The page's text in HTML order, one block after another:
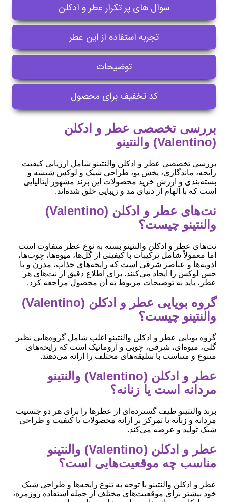
سوال های پر تکرار عطر و ادکلن
تجربه استفاده از این عطر
توضیحات
کد تخفیف برای محصول
بررسی تخصصی عطر و ادکلن
(Valentino) والنتینو
بررسی تخصصی عطر و ادکلن والنتینو شامل ارزیابی کیفیت
رایحه، ماندگاری، پخش بو، طراحی شیک و لوکس شیشه و
بسته‌بندی و ارزش خرید محصولات این برند مشهور ایتالیایی
است که با الهام از دنیای مد و زیبایی خلق شده‌اند.
نت‌های عطر و ادکلن (Valentino)
والنتینو چیست؟
نت‌های عطر و ادکلن والنتینو بسته به نوع عطر متفاوت است
اما معمولاً شامل ترکیبات با کیفیتی از گل‌ها، میوه‌ها، چوب‌ها،
ادویه‌ها و عناصر شرقی است که رایحه‌های جذاب، مدرن و با
حس لوکس را ایجاد می‌کنند. برای اطلاع دقیق از نت‌های هر
عطر، باید به توضیحات مربوط به آن محصول مراجعه کرد.
گروه بویایی عطر و ادکلن (Valentino)
والنتینو چیست؟
گروه بویایی عطر و ادکلن والنتینو اغلب شامل گروه‌هایی نظیر
گلی، میوه‌ای، شرقی، چوبی و آروماتیک است که رایحه‌های
متنوع و متناسب با سلیقه‌های مختلف را ارائه می‌دهند.
عطر و ادکلن (Valentino) والنتینو
مردانه است یا زنانه؟
برند والنتینو طیف گسترده‌ای از عطرها را برای هر دو جنسیت
مردانه و زنانه با تمرکز بر ارائه محصولات با کیفیت و طراحی
شیک تولید و عرضه می‌کند.
عطر و ادکلن (Valentino) والنتینو
مناسب چه موقعیت‌هایی است؟
عطر و ادکلن والنتینو با توجه به تنوع رایحه‌ها و طراحی شیک
خود بیشتر برای موقعیت‌های مختلف از جمله استفاده روزمره،